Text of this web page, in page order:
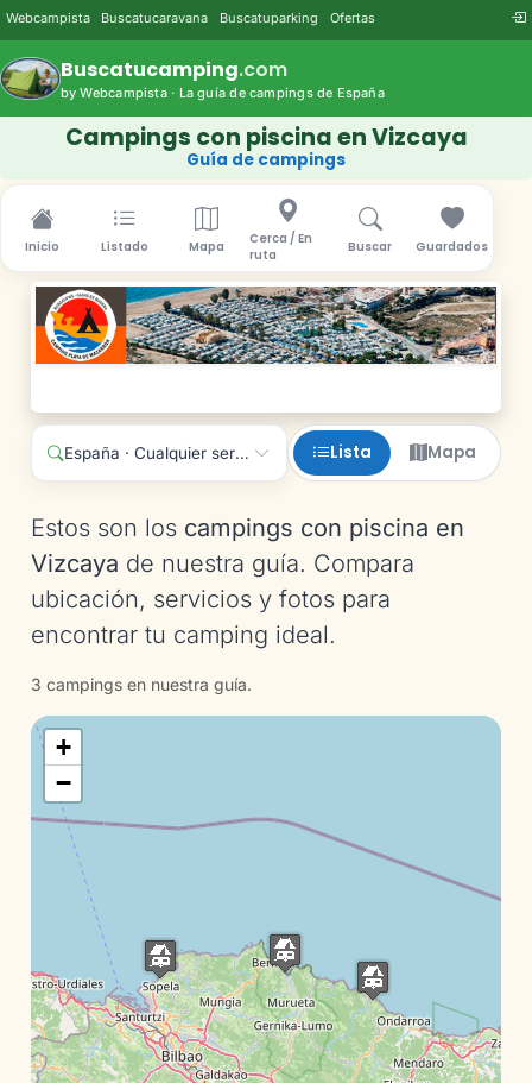
Webcampista Buscatucaravana Buscatuparking Ofertas
Buscatucamping.com
by Webcampista · La guía de campings de España
Campings con piscina en Vizcaya
Guía de campings
Inicio Listado Mapa
Cerca / En
ruta
Buscar Guardados
España · Cualquier servicio Lista Mapa
Estos son los campings con piscina en
Vizcaya de nuestra guía. Compara
ubicación, servicios y fotos para
encontrar tu camping ideal.
3 campings en nuestra guía.
+
−